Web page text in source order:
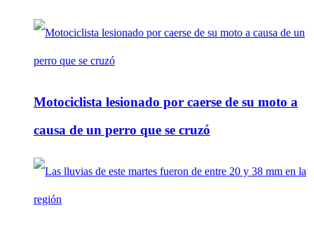
Motociclista lesionado por caerse de su moto a
causa de un perro que se cruzó